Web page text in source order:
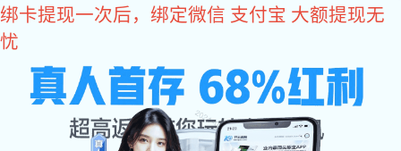
星空真人
您好，欢迎您光临星空真人商城！
星空真人